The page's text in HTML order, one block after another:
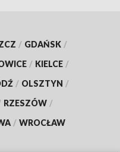
/ GDAŃSK /
/ KIELCE /
/ OLSZTYN /
RZESZÓW /
/ WROCŁAW